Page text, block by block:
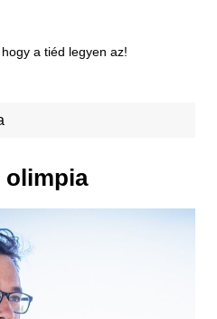
a tiéd legyen az!
olimpia